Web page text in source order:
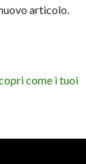
articolo.
come i tuoi